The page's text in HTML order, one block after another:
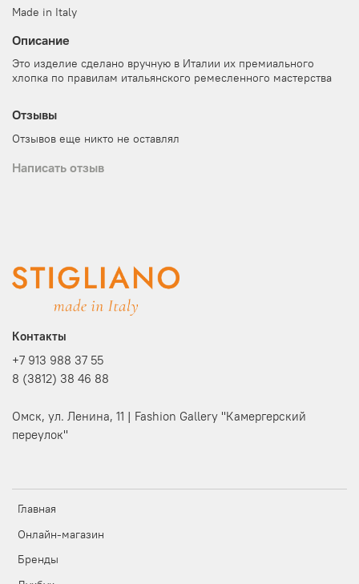
Made in Italy
Описание
Это изделие сделано вручную в Италии их премиального
хлопка по правилам итальянского ремесленного мастерства
Отзывы
Отзывов еще никто не оставлял
Написать отзыв
Главная
Онлайн-магазин
Бренды
Контакты
+7 913 988 37 55
8 (3812) 38 46 88
Омск, ул. Ленина, 11 | Fashion Gallery "Камергерский
переулок"